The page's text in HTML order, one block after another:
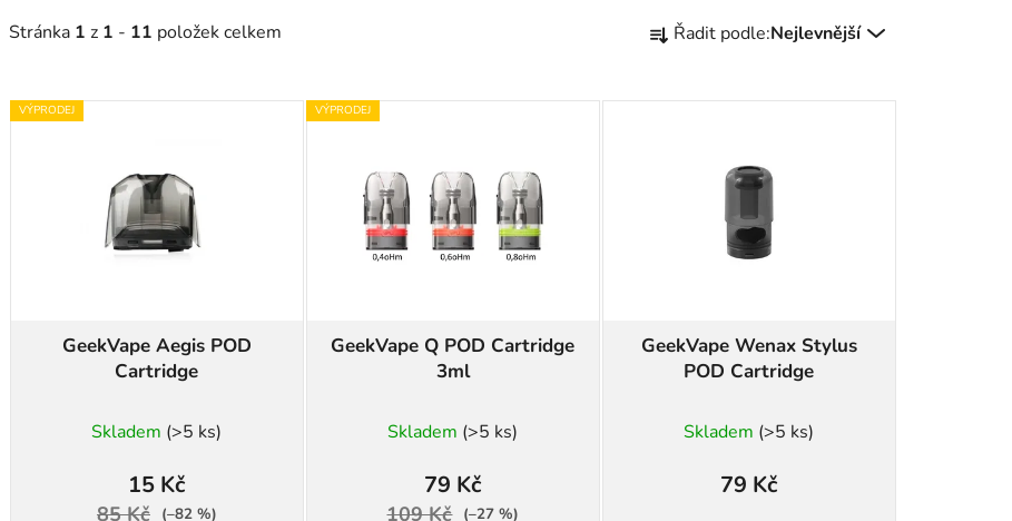
Stránka 1 z 1 - 11 položek celkem
a
e
k
t
Řadit podle:Nejlevnější
V
ý
VÝPRODEJ
GeekVape Aegis POD
Cartridge
Skladem (>5 ks)
15 Kč
85 Kč (–82 %)
VÝPRODEJ
GeekVape Q POD Cartridge
3ml
Skladem (>5 ks)
79 Kč
109 Kč (–27 %)
GeekVape Wenax Stylus
POD Cartridge
Skladem (>5 ks)
79 Kč